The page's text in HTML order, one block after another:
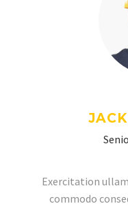
Exercitation
commodo